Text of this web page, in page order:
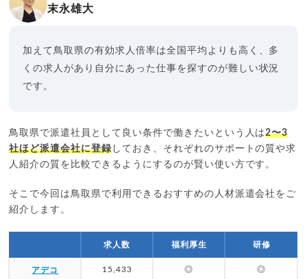
末永雄大
加えて鳥取県の有効求人倍率は全国平均よりも高く、多
くの求人があり自分にあった仕事を探すのが難しい状況
です。
鳥取県で派遣社員として良い条件で働きたいという人は2〜3
社ほど派遣会社に登録 しておき、それぞれのサポートの質や求
人紹介の質を比較できるようにするのが賢い使い方です。
そこで今回は鳥取県で利用できるおすすめの人材派遣会社をご
紹介します。
求人数 福利厚生 研修
アデコ 15,433 ◎ ◎